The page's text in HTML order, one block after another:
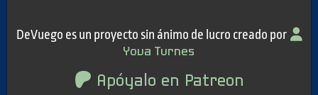
DeVuego es un proyecto sin ánimo de lucro creado por
Yova Turnes
Apóyalo en Patreon